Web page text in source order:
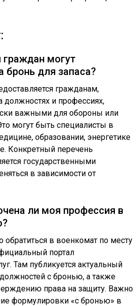
граждан могут
бронь для запаса?
гражданам,
должностях и профессиях,
важными для обороны или
могут быть специалисты в
образовании, энергетике
Конкретный перечень
государственными
в зависимости от
ли моя профессия в
в военкомат по месту
портал
Там публикуется актуальный
с бронью, а также
права на защиту. Важно
формулировки «с бронью» в